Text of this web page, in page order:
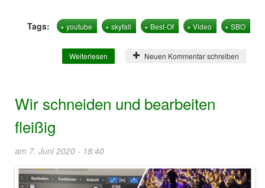
Tags: youtube skyfall Best-Of Video SBO
Weiterlesen über Skyfall onlineNeuen Kommentar schreiben
Wir schneiden und bearbeiten
fleißig
am 7. Juni 2020 - 18:40